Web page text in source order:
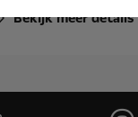
Bekijk meer details